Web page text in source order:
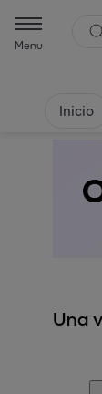
Menu
Inicio
Una